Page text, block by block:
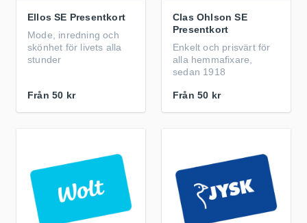
Ellos SE Presentkort
Mode, inredning och
skönhet för livets alla
stunder
Från 50 kr
Clas Ohlson SE
Presentkort
Enkelt och prisvärt för
alla hemmafixare,
sedan 1918
Från 50 kr